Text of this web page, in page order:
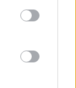
ir
kuriamas